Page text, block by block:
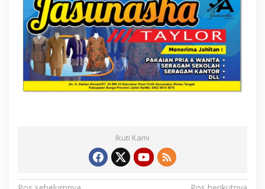
K
a
b
u
p
a
t
e
n
Ikuti Kami